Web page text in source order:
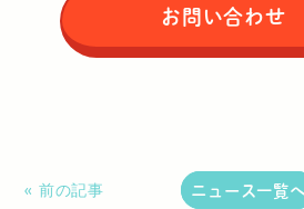
お問い合わせ
« 前の記事 ニュース一覧へ